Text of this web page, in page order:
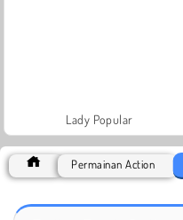
Lady Popular
Permainan Action